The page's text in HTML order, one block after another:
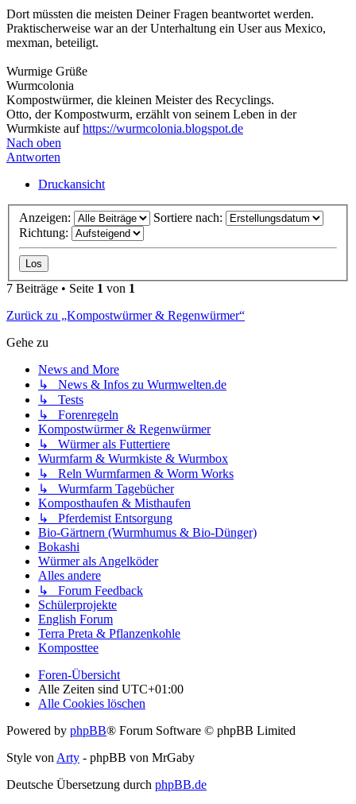
Dort müssten die meisten Deiner Fragen beantwortet werden.
Praktischerweise war an der Unterhaltung ein User aus Mexico,
mexman, beteiligt.
Wurmige Grüße
Wurmcolonia
Kompostwürmer, die kleinen Meister des Recyclings.
Otto, der Kompostwurm, erzählt von seinem Leben in der
Wurmkiste aufhttps://wurmcolonia.blogspot.de
Nach oben
Antworten
Druckansicht
Anzeigen:
Sortiere nach:
Richtung:
7 Beiträge • Seite 1 von 1
Zurück zu „Kompostwürmer & Regenwürmer“
Gehe zu
News and More
↳ News & Infos zu Wurmwelten.de
↳ Tests
↳ Forenregeln
Kompostwürmer & Regenwürmer
↳ Würmer als Futtertiere
Wurmfarm & Wurmkiste & Wurmbox
↳ Reln Wurmfarmen & Worm Works
↳ Wurmfarm Tagebücher
Komposthaufen & Misthaufen
↳ Pferdemist Entsorgung
Bio-Gärtnern (Wurmhumus & Bio-Dünger)
Bokashi
Würmer als Angelköder
Alles andere
↳ Forum Feedback
Schülerprojekte
English Forum
Terra Preta & Pflanzenkohle
Komposttee
Foren-Übersicht
Alle Zeiten sind UTC+01:00
Alle Cookies löschen
Powered by phpBB® Forum Software © phpBB Limited
Style von Arty - phpBB von MrGaby
Deutsche Übersetzung durch phpBB.de